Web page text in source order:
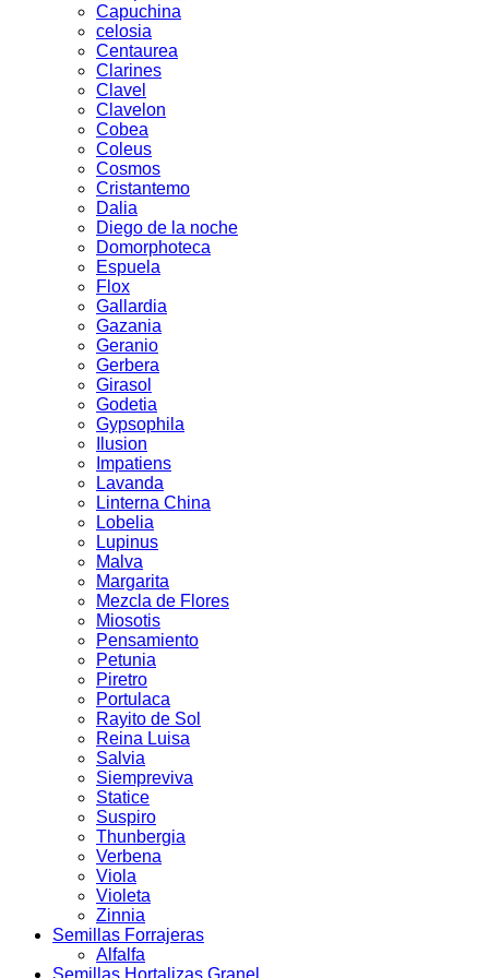
Capuchina
celosia
Centaurea
Clarines
Clavel
Clavelon
Cobea
Coleus
Cosmos
Cristantemo
Dalia
Diego de la noche
Domorphoteca
Espuela
Flox
Gallardia
Gazania
Geranio
Gerbera
Girasol
Godetia
Gypsophila
Ilusion
Impatiens
Lavanda
Linterna China
Lobelia
Lupinus
Malva
Margarita
Mezcla de Flores
Miosotis
Pensamiento
Petunia
Piretro
Portulaca
Rayito de Sol
Reina Luisa
Salvia
Siempreviva
Statice
Suspiro
Thunbergia
Verbena
Viola
Violeta
Zinnia
Semillas Forrajeras
Alfalfa
Semillas Hortalizas Granel